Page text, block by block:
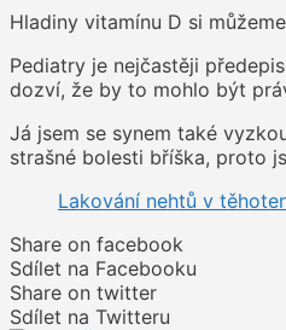
Hladiny vitamínu D si
Pediatry je nejčastěji
dozví, že by to mohlo být
Já jsem se synem také
strašné bolesti bříška, proto
Lakování nehtů v
Share on facebook
Sdílet na Facebooku
Share on twitter
Sdílet na Twitteru